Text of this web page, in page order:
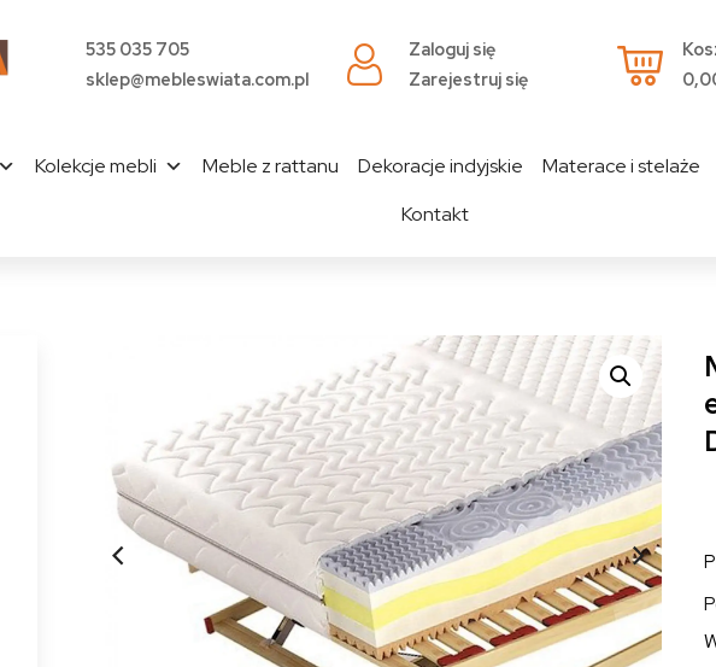
535 035 705
sklep@mebleswiata.com.pl
Zaloguj się
Zarejestruj się
Kolekcje mebli Meble z rattanu Dekoracje indyjskie Materace i stelaże
Kontakt